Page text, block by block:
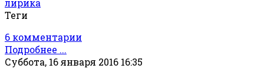
лирика
Теги
6 комментарии
Подробнее ...
Суббота, 16 января 2016 16:35